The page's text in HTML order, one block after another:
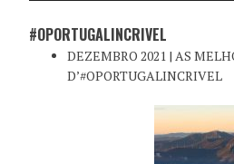
#OPORTUGALINCRIVEL
DEZEMBRO 2021 | AS
D’#OPORTUGALINCRIVEL